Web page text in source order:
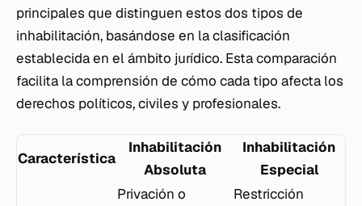
principales que distinguen estos dos tipos de
inhabilitación, basándose en la clasificación
establecida en el ámbito jurídico. Esta comparación
facilita la comprensión de cómo cada tipo afecta los
derechos políticos, civiles y profesionales.
Característica
Inhabilitación
Absoluta
Inhabilitación
Especial
Privación o
Restricción